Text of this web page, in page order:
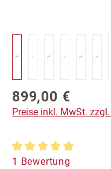
Regulärer Preis:
899,00 €
Preise inkl. MwSt.
Durchschnittliche
1 Bewertung